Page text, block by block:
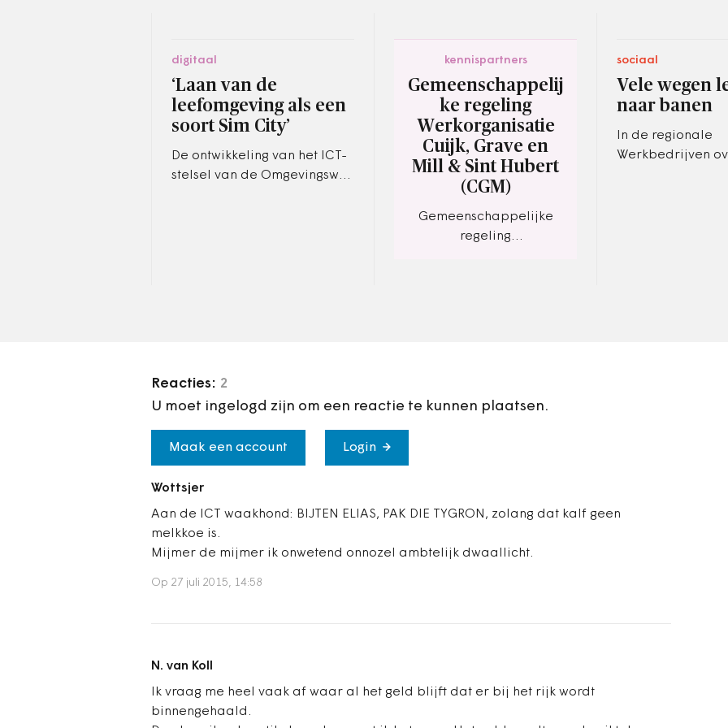
digitaal
‘Laan van de
leefomgeving als een
soort Sim City’
De ontwikkeling van het ICT-
stelsel van de Omgevingswet
kennispartners
Gemeenschappelij
ke regeling
Werkorganisatie
Cuijk, Grave en
Mill & Sint Hubert
(CGM)
Gemeenschappelijke
regeling
sociaal
Vele wegen
naar banen
In de regionale
Werkbedrijven
Reacties: 2
U moet ingelogd zijn om een reactie te kunnen plaatsen.
Maak een account Login
Wottsjer
Aan de ICT waakhond: BIJTEN ELIAS, PAK DIE TYGRON, zolang dat kalf geen
melkkoe is.
Mijmer de mijmer ik onwetend onnozel ambtelijk dwaallicht.
Op 27 juli 2015, 14:58
N. van Koll
Ik vraag me heel vaak af waar al het geld blijft dat er bij het rijk wordt
binnengehaald.